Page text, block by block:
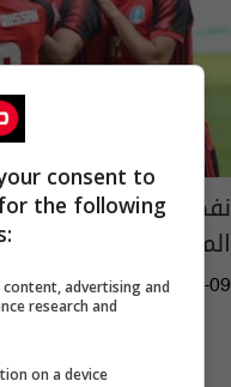
نفط ميسان يستعيد
الميناء
09:44 | 2018-12-09
consent to
the following
advertising and
research and
on a device